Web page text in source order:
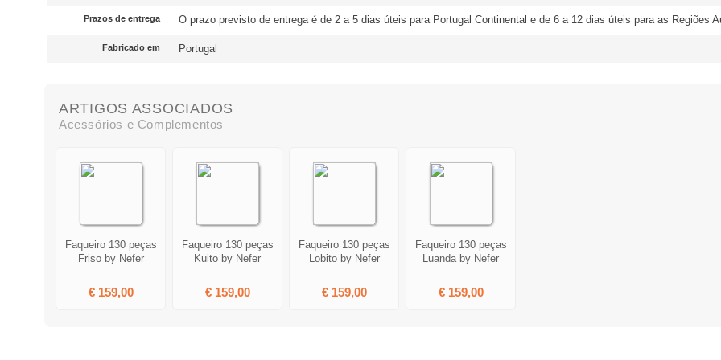
Prazos de entrega O prazo previsto de entrega é de 2 a 5 dias úteis para Portugal Continental e de 6 a 12 dias úteis para as Regiões
Fabricado em Portugal
ARTIGOS ASSOCIADOS
Acessórios e Complementos
Faqueiro 130 peças
Friso by Nefer
€ 159,00
Faqueiro 130 peças
Kuito by Nefer
€ 159,00
Faqueiro 130 peças
Lobito by Nefer
€ 159,00
Faqueiro 130 peças
Luanda by Nefer
€ 159,00